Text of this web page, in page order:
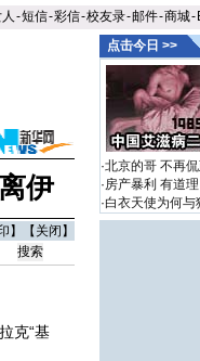
-短信-彩信-校友录-邮件-商城-
伊
】【 关闭 】
克“基
点击今日 >>
·北京的哥 不再
·房产暴利 有道理
·白衣天使为何与